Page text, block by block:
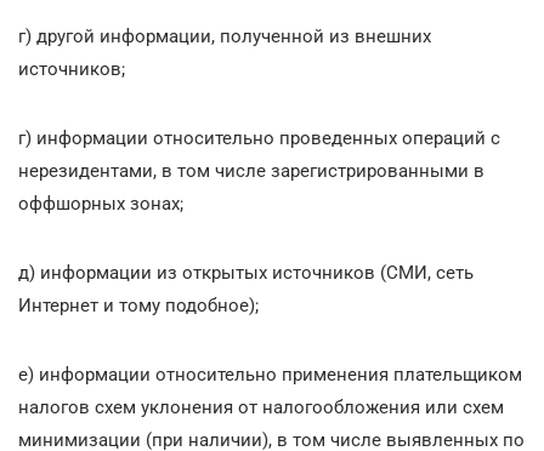
г) другой информации, полученной из внешних
источников;
г) информации относительно проведенных операций с
нерезидентами, в том числе зарегистрированными в
оффшорных зонах;
д) информации из открытых источников (СМИ, сеть
Интернет и тому подобное);
е) информации относительно применения плательщиком
налогов схем уклонения от налогообложения или схем
минимизации (при наличии), в том числе выявленных по